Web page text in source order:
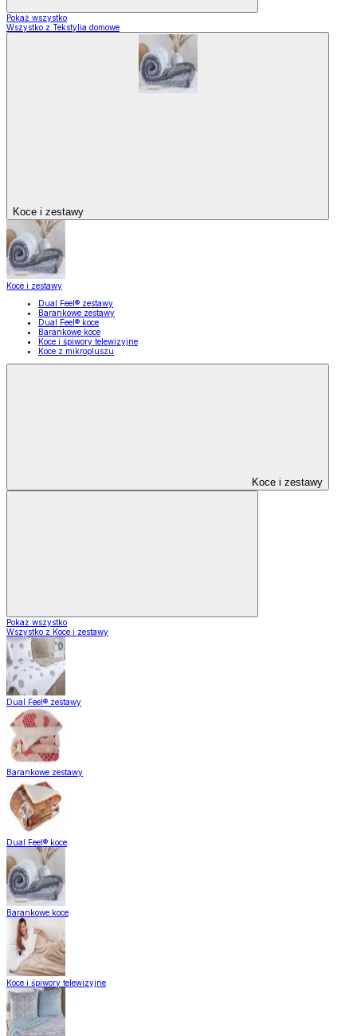
Pokaż wszystko
Wszystko z Tekstylia domowe
Koce i zestawy
Koce i zestawy
Dual Feel® zestawy
Barankowe zestawy
Dual Feel® koce
Barankowe koce
Koce i śpiwory telewizyjne
Koce z mikropluszu
Koce i zestawy
Pokaż wszystko
Wszystko z Koce i zestawy
Dual Feel® zestawy
Barankowe zestawy
Dual Feel® koce
Barankowe koce
Koce i śpiwory telewizyjne